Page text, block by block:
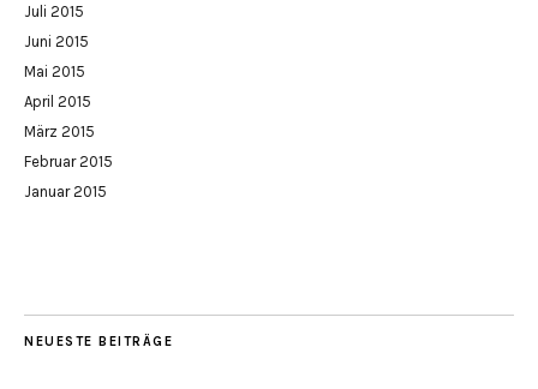
Juli 2015
Juni 2015
Mai 2015
April 2015
März 2015
Februar 2015
Januar 2015
NEUESTE BEITRÄGE